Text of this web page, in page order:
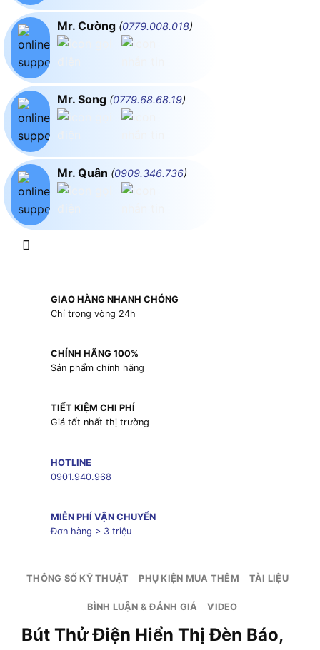
Mr. Cường (0779.008.018)
Mr. Song (0779.68.68.19)
Mr. Quân (0909.346.736)
GIAO HÀNG NHANH CHÓNG
Chỉ trong vòng 24h
CHÍNH HÃNG 100%
Sản phẩm chính hãng
TIẾT KIỆM CHI PHÍ
Giá tốt nhất thị trường
HOTLINE
0901.940.968
MIỄN PHÍ VẬN CHUYỂN
Đơn hàng > 3 triệu
THÔNG SỐ KỸ THUẬT PHỤ KIỆN MUA THÊM TÀI LIỆU
BÌNH LUẬN & ĐÁNH GIÁ VIDEO
Bút Thử Điện Hiển Thị Đèn Báo,